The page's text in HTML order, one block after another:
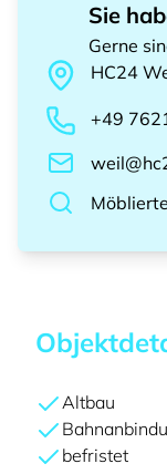
Sie
Gerne
HC24
+49
Altbau
befristet